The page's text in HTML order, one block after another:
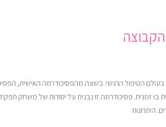
בעולם הטיפול הרגשי. בשונה מהפסיכודרמה האישית,
זמנית. פסיכודרמה זו נבנית על יסודות של משחק
היתרונות